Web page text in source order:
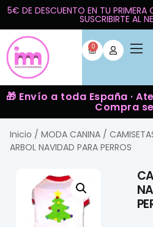
5€ DE DESCUENTO EN TU
SUSCRIBIRTE AL
0
🎁 Envío a toda España ·
Compra
Inicio / MODA CANINA /
ARBOL NAVIDAD PARA PERROS